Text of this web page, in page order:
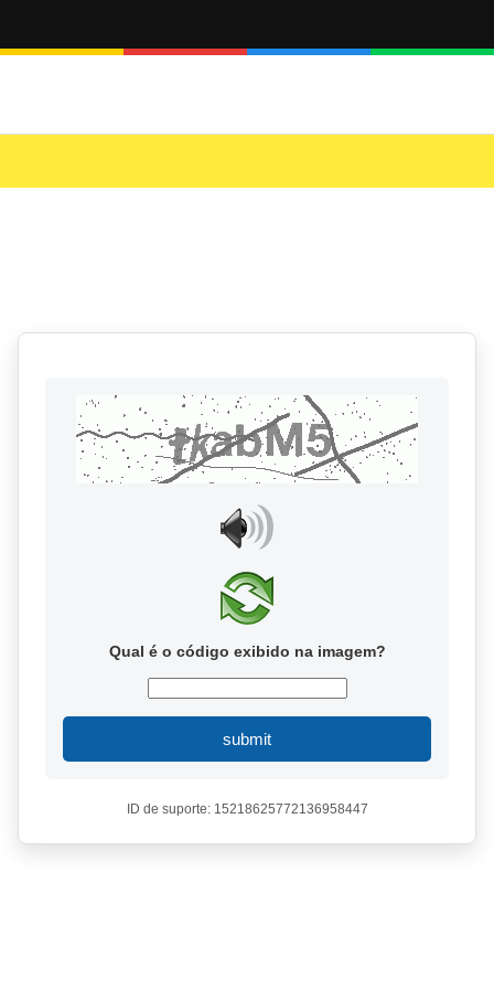
Qual é o código exibido na imagem?
submit
ID de suporte: 15218625772136958447